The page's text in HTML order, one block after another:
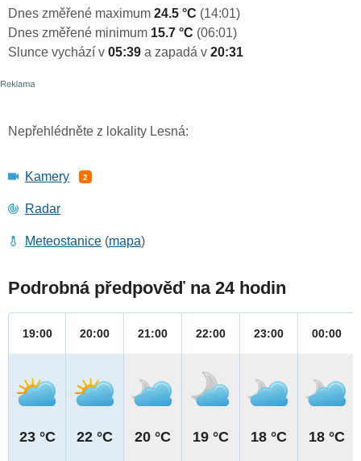
Dnes změřené maximum 24.5 °C (14:01)
Dnes změřené minimum 15.7 °C (06:01)
Slunce vychází v 05:39 a zapadá v 20:31
Nepřehlédněte z lokality Lesná:
Kamery 2
Radar
Meteostanice (mapa)
Podrobná předpověď na 24 hodin
19:00
23 °C
20:00
22 °C
21:00
20 °C
22:00
19 °C
23:00
18 °C
00:00
18 °C